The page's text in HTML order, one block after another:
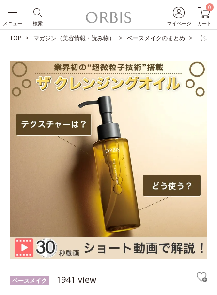
マイページ
0
カート
検索
メニュー
TOP マガジン（美容情報・読み物） ベースメイクのまとめ 【シ
ベースメイク 1941 view